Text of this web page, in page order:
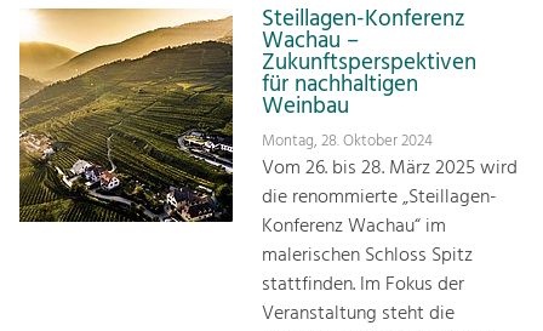
Steillagen-Konferenz
Wachau –
Zukunftsperspektiven
für nachhaltigen
Weinbau
Montag, 28. Oktober 2024
Vom 26. bis 28. März 2025 wird
die renommierte „Steillagen-
Konferenz Wachau“ im
malerischen Schloss Spitz
stattfinden. Im Fokus der
Veranstaltung steht die